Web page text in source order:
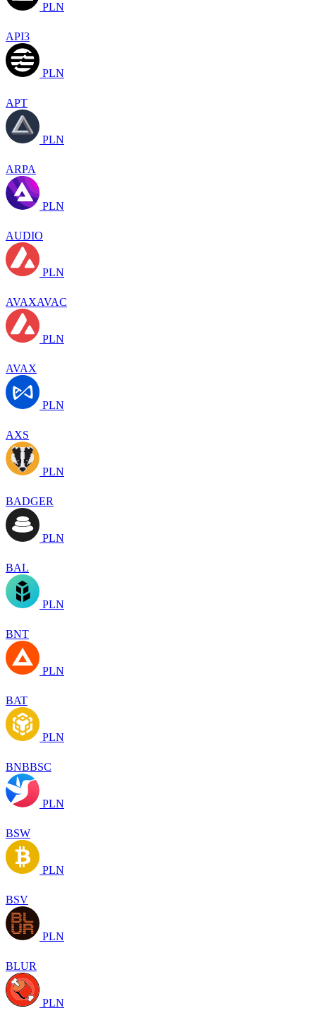
PLN
API3
PLN
APT
PLN
ARPA
PLN
AUDIO
PLN
AVAXAVAC
PLN
AVAX
PLN
AXS
PLN
BADGER
PLN
BAL
PLN
BNT
PLN
BAT
PLN
BNBBSC
PLN
BSW
PLN
BSV
PLN
BLUR
PLN